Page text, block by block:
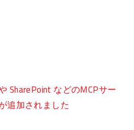
SharePoint などのMCPサー
追加されました